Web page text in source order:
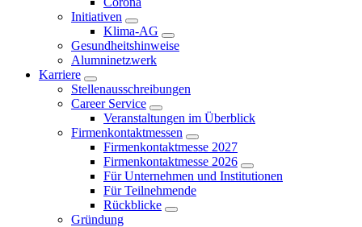
Initiativen
Klima-AG
Gesundheitshinweise
Alumninetzwerk
Karriere
Stellenausschreibungen
Career Service
Veranstaltungen im Überblick
Firmenkontaktmessen
Firmenkontaktmesse 2027
Firmenkontaktmesse 2026
Für Unternehmen und Institutionen
Für Teilnehmende
Rückblicke
Gründung